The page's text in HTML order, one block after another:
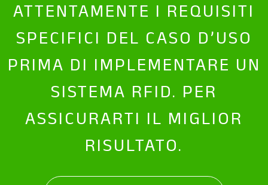
ATTENTAMENTE I REQUISITI
SPECIFICI DEL CASO D’USO
PRIMA DI IMPLEMENTARE UN
SISTEMA RFID. PER
ASSICURARTI IL MIGLIOR
RISULTATO.